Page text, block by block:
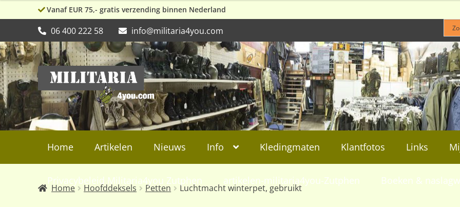
Vanaf EUR 75,- gratis verzending binnen Nederland
06 400 222 58 info@militaria4you.com
Ga
door
naar
navigatie
Ga
naar
de
inhoud
Home Artikelen Nieuws Info Kledingmaten Klantfotos Links
Privacybeleid Militaria4you Zutphen artikelen-militaria4you-Zutphen Boeken &
Home Hoofddeksels Petten Luchtmacht winterpet, gebruikt